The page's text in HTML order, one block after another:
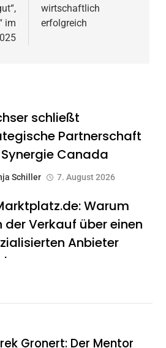
im
wirtschaftlich
erfolgreich
schließt
Partnerschaft
Canada
Schiller 7. August 2026
Warum
der Verkauf über einen
Anbieter
Gronert: Der Mentor